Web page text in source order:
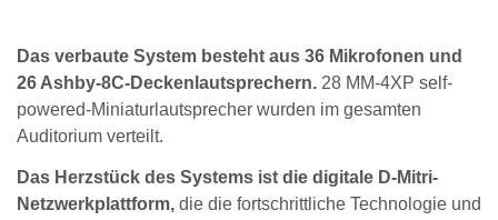
Das verbaute System besteht aus 36 Mikrofonen und
26 Ashby-8C-Deckenlautsprechern. 28 MM-4XP self-
powered-Miniaturlautsprecher wurden im gesamten
Auditorium verteilt.
Das Herzstück des Systems ist die digitale D-Mitri-
Netzwerkplattform, die die fortschrittliche Technologie und